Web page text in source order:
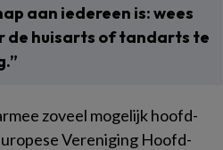
aan iedereen is: wees
de huisarts of tandarts te
zoveel mogelijk hoofd-
Vereniging Hoofd-